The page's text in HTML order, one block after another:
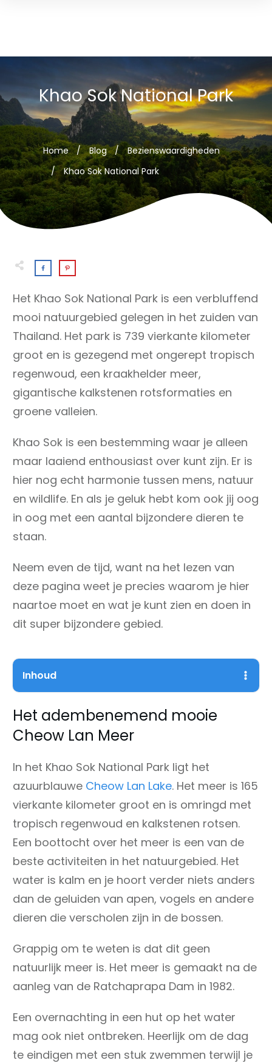
Khao Sok National Park
Home / Blog /
Bezienswaardigheden
/
Khao Sok National Park
Het Khao Sok National Park is een verbluffend
mooi natuurgebied gelegen in het zuiden van
Thailand. Het park is 739 vierkante kilometer
groot en is gezegend met ongerept tropisch
regenwoud, een kraakhelder meer,
gigantische kalkstenen rotsformaties en
groene valleien.
Khao Sok is een bestemming waar je alleen
maar laaiend enthousiast over kunt zijn. Er is
hier nog echt harmonie tussen mens, natuur
en wildlife. En als je geluk hebt kom ook jij oog
in oog met een aantal bijzondere dieren te
staan.
Neem even de tijd, want na het lezen van
deze pagina weet je precies waarom je hier
naartoe moet en wat je kunt zien en doen in
dit super bijzondere gebied.
Inhoud
Het adembenemend mooie
Cheow Lan Meer
In het Khao Sok National Park ligt het
azuurblauwe Cheow Lan Lake. Het meer is 165
vierkante kilometer groot en is omringd met
tropisch regenwoud en kalkstenen rotsen.
Een boottocht over het meer is een van de
beste activiteiten in het natuurgebied. Het
water is kalm en je hoort verder niets anders
dan de geluiden van apen, vogels en andere
dieren die verscholen zijn in de bossen.
Grappig om te weten is dat dit geen
natuurlijk meer is. Het meer is gemaakt na de
aanleg van de Ratchaprapa Dam in 1982.
Een overnachting in een hut op het water
mag ook niet ontbreken. Heerlijk om de dag
te eindigen met een stuk zwemmen terwijl je